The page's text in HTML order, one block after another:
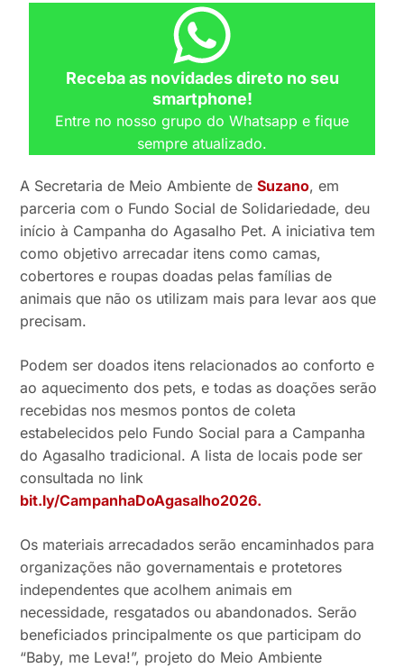
Receba as novidades direto no seu
smartphone!
Entre no nosso grupo do Whatsapp e fique
sempre atualizado.
A Secretaria de Meio Ambiente deSuzano, em
parceria com o Fundo Social de Solidariedade, deu
início à Campanha do Agasalho Pet. A iniciativa tem
como objetivo arrecadar itens como camas,
cobertores e roupas doadas pelas famílias de
animais que não os utilizam mais para levar aos que
precisam.
Podem ser doados itens relacionados ao conforto e
ao aquecimento dos pets, e todas as doações serão
recebidas nos mesmos pontos de coleta
estabelecidos pelo Fundo Social para a Campanha
do Agasalho tradicional. A lista de locais pode ser
consultada no link
bit.ly/CampanhaDoAgasalho2026.
Os materiais arrecadados serão encaminhados para
organizações não governamentais e protetores
independentes que acolhem animais em
necessidade, resgatados ou abandonados. Serão
beneficiados principalmente os que participam do
“Baby, me Leva!”, projeto do Meio Ambiente